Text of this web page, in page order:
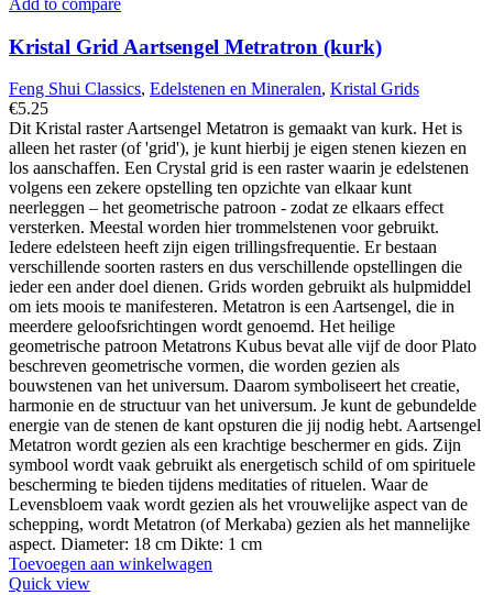
Kristal Grid Aartsengel Metratron (kurk)
Feng Shui Classics, Edelstenen en Mineralen, Kristal Grids
€5.25
Dit Kristal raster Aartsengel Metatron is gemaakt van kurk. Het is
alleen het raster (of 'grid'), je kunt hierbij je eigen stenen kiezen en
los aanschaffen. Een Crystal grid is een raster waarin je edelstenen
volgens een zekere opstelling ten opzichte van elkaar kunt
neerleggen – het geometrische patroon - zodat ze elkaars effect
versterken. Meestal worden hier trommelstenen voor gebruikt.
Iedere edelsteen heeft zijn eigen trillingsfrequentie. Er bestaan
verschillende soorten rasters en dus verschillende opstellingen die
ieder een ander doel dienen. Grids worden gebruikt als hulpmiddel
om iets moois te manifesteren. Metatron is een Aartsengel, die in
meerdere geloofsrichtingen wordt genoemd. Het heilige
geometrische patroon Metatrons Kubus bevat alle vijf de door Plato
beschreven geometrische vormen, die worden gezien als
bouwstenen van het universum. Daarom symboliseert het creatie,
harmonie en de structuur van het universum. Je kunt de gebundelde
energie van de stenen de kant opsturen die jij nodig hebt. Aartsengel
Metatron wordt gezien als een krachtige beschermer en gids. Zijn
symbool wordt vaak gebruikt als energetisch schild of om spirituele
bescherming te bieden tijdens meditaties of rituelen. Waar de
Levensbloem vaak wordt gezien als het vrouwelijke aspect van de
schepping, wordt Metatron (of Merkaba) gezien als het mannelijke
aspect. Diameter: 18 cm Dikte: 1 cm
Toevoegen aan winkelwagen
Quick view